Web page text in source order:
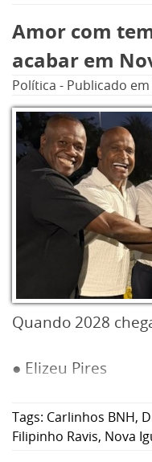
Amor com
acabar em
Política - Publicado em
Quando 2028
● Elizeu Pires
Tags: Carlinhos BNH,
Filipinho Ravis, Nova